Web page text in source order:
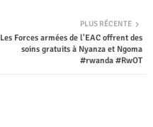
tsap
PLUS RÉCENTE
Les Forces armées de l'EAC offrent des
soins gratuits à Nyanza et Ngoma
#rwanda #RwOT